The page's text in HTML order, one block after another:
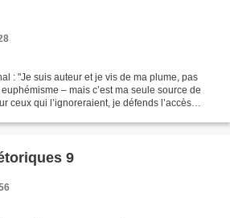
: "Je suis auteur et je vis de ma plume, pas
– mais c’est ma seule source de
ceux qui l’ignoreraient, je défends l’accès
9